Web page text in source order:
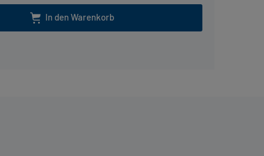
In den Warenkorb